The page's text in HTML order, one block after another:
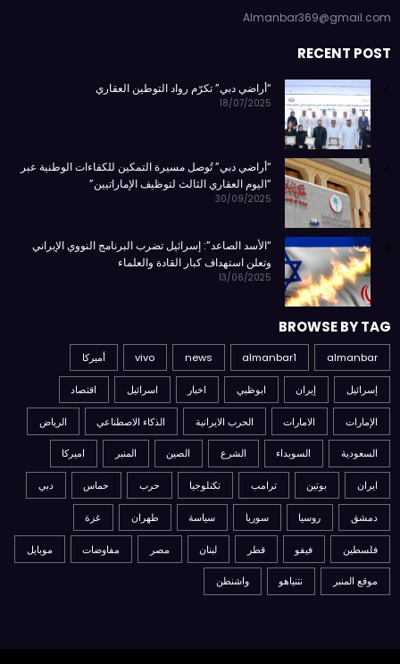
Almanbar369@gmail.com
RECENT POST
“أراضي دبي” تكرّم رواد التوطين العقاري
18/07/2025
“أراضي دبي” تُوصل مسيرة التمكين للكفاءات الوطنية عبر
“اليوم العقاري الثالث لتوظيف الإماراتيين”
30/09/2025
“الأسد الصاعد”: إسرائيل تضرب البرنامج النووي الإيراني
وتعلن استهداف كبار القادة والعلماء
13/06/2025
BROWSE BY TAG
almanbar
almanbar1
news
vivo أميركا
إسرائيل إيران ابوظبي اخبار اسرائيل اقتصاد
الإمارات الامارات الحرب الايرانية الذكاء الاصطناعي الرياض
السعودية السويداء الشرع الصين المنبر اميركا
ايران بوتين ترامب تكنلوجيا حرب حماس دبي
دمشق روسيا سوريا سياسة طهران غزة
فلسطين فيفو قطر لبنان مصر مفاوضات موبايل
موقع المنبر نتنياهو واشنطن